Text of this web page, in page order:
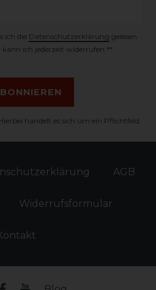
ich die Daten­schutz­erklärung gelesen
ich jederzeit widerrufen.**
handelt es sich um ein Pflichtfeld.
AGB
Widerrufs­formular